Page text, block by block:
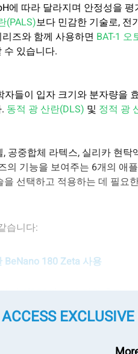
에 따라 달라지며 안정성을
(PALS)보다 민감한 기술로, 전
즈와 함께 사용하면 BAT-1 오
수 있습니다.
자들이 입자 크기와 분자량을
동적 광 산란(DLS) 및 정적 광
공중합체 라텍스, 실리카 현
의 기능을 보여주는 6개의 애
선택하고 적용하는 데 필요
습니다:
BeNano 180 Zeta 사용
서 TiO2의 제타 전위 측정 3.
정하기